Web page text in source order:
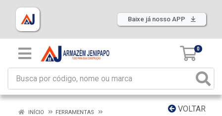
Baixe já nosso APP
0
VOLTAR
INÍCIO
FERRAMENTAS